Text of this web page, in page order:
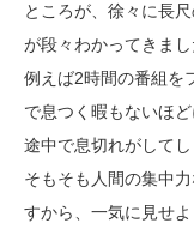
ところが、徐々に長
が段々わかってきまし
例えば2時間の番組を
で息つく暇もないほ
途中で息切れがして
そもそも人間の集中
すから、一気に見せ